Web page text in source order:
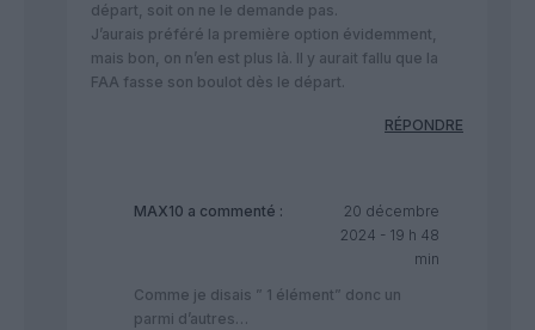
départ, soit on ne le demande pas.
J’aurais préféré la première option évidemment,
mais bon, on n’en est plus là. Il y aurait fallu que la
FAA fasse son boulot dès le départ.
RÉPONDRE
MAX10 a commenté :
20 décembre
2024 - 19 h 48
min
Comme je disais ” 1 élément” donc un
parmi d’autres…